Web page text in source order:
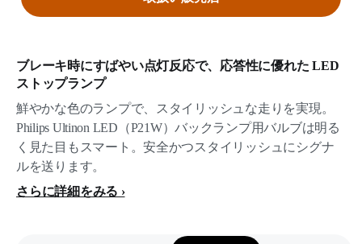
ブレーキ時にすばやい点灯反応で、応答性に優れた LED
ストップランプ
鮮やかな色のランプで、スタイリッシュな走りを実現。
Philips Ultinon LED（P21W）バックランプ用バルブは明る
く見た目もスマート。安全かつスタイリッシュにシグナ
ルを送ります。
さらに詳細をみる